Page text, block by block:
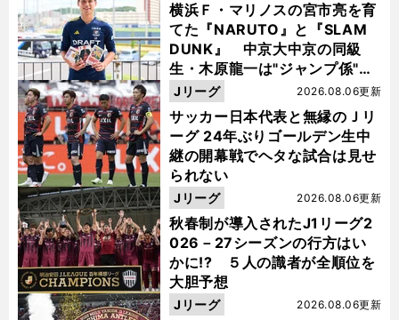
横浜Ｆ・マリノスの宮市亮を育
てた『NARUTO』と『SLAM
DUNK』 中京大中京の同級
生・木原龍一は"ジャンプ係"だ
った
サッカー日本代表と無縁のＪリ
ーグ 24年ぶりゴールデン生中
継の開幕戦でヘタな試合は見せ
られない
2026.08.06更新
Jリーグ
秋春制が導入されたJ1リーグ2
026－27シーズンの行方はい
かに!? ５人の識者が全順位を
大胆予想
2026.08.06更新
Jリーグ
2026.08.06更新
Jリーグ